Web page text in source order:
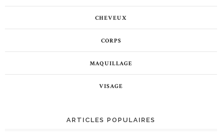
CHEVEUX
CORPS
MAQUILLAGE
VISAGE
ARTICLES POPULAIRES